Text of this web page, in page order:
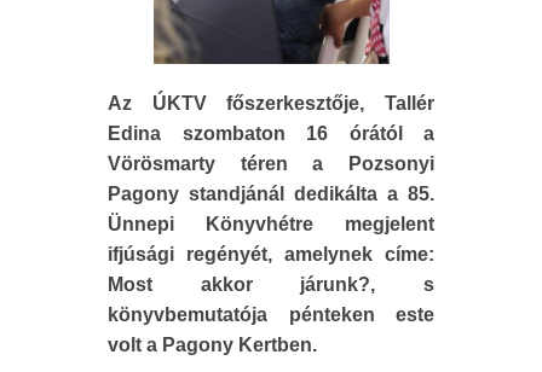
Az ÚKTV főszerkesztője, Tallér
Edina szombaton 16 órától a
Vörösmarty téren a Pozsonyi
Pagony standjánál dedikálta a 85.
Ünnepi Könyvhétre megjelent
ifjúsági regényét, amelynek címe:
Most akkor járunk?, s
könyvbemutatója pénteken este
volt a Pagony Kertben.